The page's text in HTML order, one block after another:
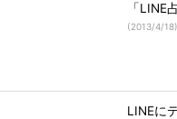
「LINE
(2013/4/18)
LINEに